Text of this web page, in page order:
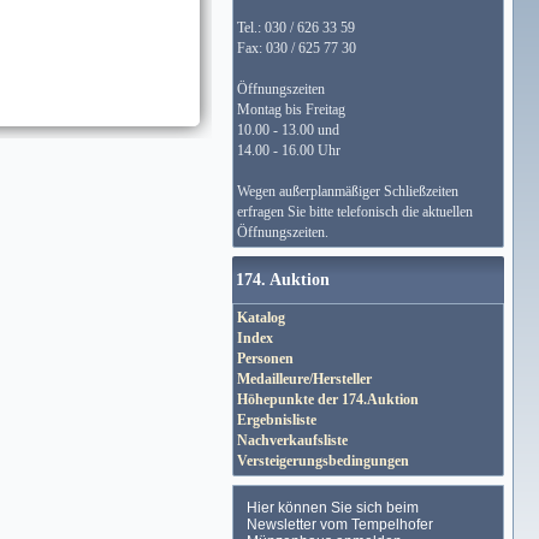
Tel.: 030 / 626 33 59
Fax: 030 / 625 77 30
Öffnungszeiten
Montag bis Freitag
10.00 - 13.00 und
14.00 - 16.00 Uhr
Wegen außerplanmäßiger Schließzeiten
erfragen Sie bitte telefonisch die aktuellen
Öffnungszeiten.
174. Auktion
Katalog
Index
Personen
Medailleure/Hersteller
Höhepunkte der 174.Auktion
Ergebnisliste
Nachverkaufsliste
Versteigerungsbedingungen